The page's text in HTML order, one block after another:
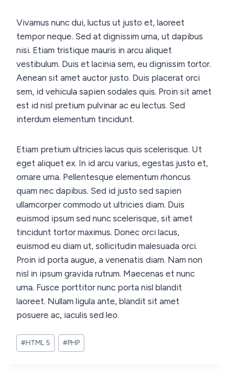
Vivamus nunc dui, luctus ut justo et, laoreet
tempor neque. Sed at dignissim urna, ut dapibus
nisi. Etiam tristique mauris in arcu aliquet
vestibulum. Duis et lacinia sem, eu dignissim tortor.
Aenean sit amet auctor justo. Duis placerat orci
sem, id vehicula sapien sodales quis. Proin sit amet
est id nisl pretium pulvinar ac eu lectus. Sed
interdum elementum tincidunt.
Etiam pretium ultricies lacus quis scelerisque. Ut
eget aliquet ex. In id arcu varius, egestas justo et,
ornare urna. Pellentesque elementum rhoncus
quam nec dapibus. Sed id justo sed sapien
ullamcorper commodo ut ultricies diam. Duis
euismod ipsum sed nunc scelerisque, sit amet
tincidunt tortor maximus. Donec orci lacus,
euismod eu diam ut, sollicitudin malesuada orci.
Proin id porta augue, a venenatis diam. Nam non
nisl in ipsum gravida rutrum. Maecenas et nunc
urna. Fusce porttitor nunc porta nisl blandit
laoreet. Nullam ligula ante, blandit sit amet
posuere ac, iaculis sed leo.
#HTML 5 #PHP